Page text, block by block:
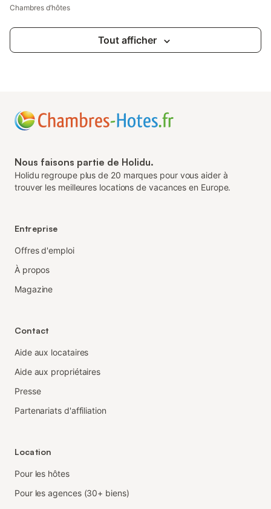
Chambres d’hôtes
Tout afficher
Nous faisons partie de Holidu.
Holidu regroupe plus de 20 marques pour vous aider à
trouver les meilleures locations de vacances en Europe.
Entreprise
Offres d'emploi
À propos
Magazine
Contact
Aide aux locataires
Aide aux propriétaires
Presse
Partenariats d'affiliation
Location
Pour les hôtes
Pour les agences (30+ biens)